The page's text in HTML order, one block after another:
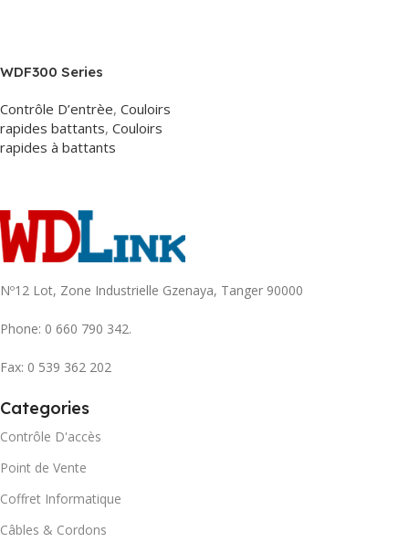
WDF300 Series
Contrôle D’entrèe, Couloirs
rapides battants, Couloirs
rapides à battants
Nº12 Lot, Zone Industrielle Gzenaya, Tanger 90000
Phone: 0 660 790 342.
Fax: 0 539 362 202
Categories
Contrôle D'accès
Point de Vente
Coffret Informatique
Câbles & Cordons